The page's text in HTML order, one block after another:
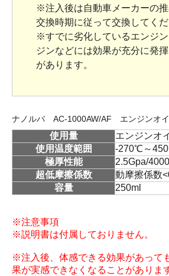
※注入後は自動車メーカーの
交換時期に従って交換してくだ
※すでに劣化しているエンジ
ジンなどには効果が充分に発
があります。
ナノルバ AC-1000AW/AF エンジンオ
使用量
エンジンオ
使用温度範囲
-270℃～
極厚性能
2.5Gpa/
超低摩擦係数
動摩擦係数
容量
250ml
※注意事項
※説明書は付属しておりません。
※注入後、体感できる効果があって
果が実感できなくなることがありま